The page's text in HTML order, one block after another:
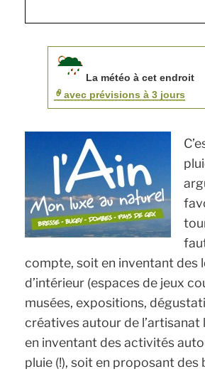
La météo à cet endroit
avec prévisions à 3 jours
compte, soit en inventant des
d’intérieur (espaces de jeux
musées, expositions,
créatives autour de l’artisanat
en inventant des activités
pluie (!), soit en proposant des